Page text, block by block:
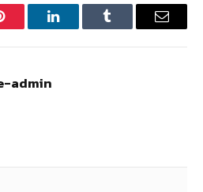
LinkedInTumblr Email
admin